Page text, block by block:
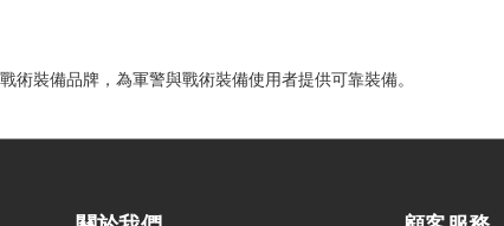
裝備品牌，為軍警與戰術裝備使用者提供可靠裝備。